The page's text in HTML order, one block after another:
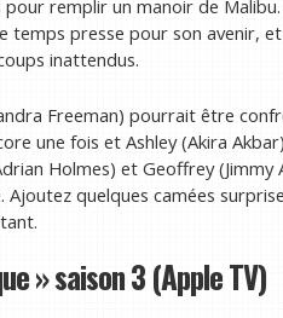
remplir un manoir de
temps presse pour son avenir,
inattendus.
Freeman) pourrait être
une fois et Ashley (Akira
Holmes) et Geoffrey
quelques camées
» saison 3 (Apple TV)